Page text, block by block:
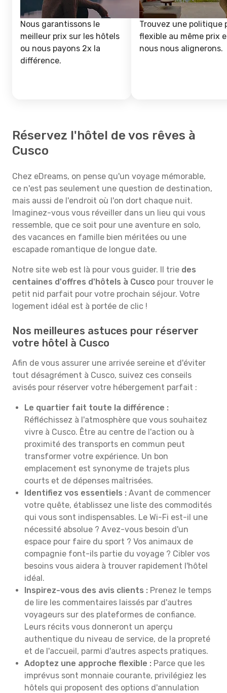
Nous garantissons le
meilleur prix sur les hôtels
ou nous payons 2x la
différence.
Trouvez une politique
flexible au même prix
nous nous alignerons.
Réservez l'hôtel de vos rêves à
Cusco
Chez eDreams, on pense qu'un voyage mémorable,
ce n'est pas seulement une question de destination,
mais aussi de l'endroit où l'on dort chaque nuit.
Imaginez-vous vous réveiller dans un lieu qui vous
ressemble, que ce soit pour une aventure en solo,
des vacances en famille bien méritées ou une
escapade romantique de longue date.
Notre site web est là pour vous guider. Il trie des
centaines d'offres d'hôtels à Cusco pour trouver le
petit nid parfait pour votre prochain séjour. Votre
logement idéal est à portée de clic !
Nos meilleures astuces pour réserver
votre hôtel à Cusco
Afin de vous assurer une arrivée sereine et d'éviter
tout désagrément à Cusco, suivez ces conseils
avisés pour réserver votre hébergement parfait :
Le quartier fait toute la différence :
Réfléchissez à l'atmosphère que vous souhaitez
vivre à Cusco. Être au centre de l'action ou à
proximité des transports en commun peut
transformer votre expérience. Un bon
emplacement est synonyme de trajets plus
courts et de dépenses maîtrisées.
Identifiez vos essentiels : Avant de commencer
votre quête, établissez une liste des commodités
qui vous sont indispensables. Le Wi-Fi est-il une
nécessité absolue ? Avez-vous besoin d'un
espace pour faire du sport ? Vos animaux de
compagnie font-ils partie du voyage ? Cibler vos
besoins vous aidera à trouver rapidement l'hôtel
idéal.
Inspirez-vous des avis clients : Prenez le temps
de lire les commentaires laissés par d'autres
voyageurs sur des plateformes de confiance.
Leurs récits vous donneront un aperçu
authentique du niveau de service, de la propreté
et de l'accueil, parmi d'autres aspects pratiques.
Adoptez une approche flexible : Parce que les
imprévus sont monnaie courante, privilégiez les
hôtels qui proposent des options d'annulation